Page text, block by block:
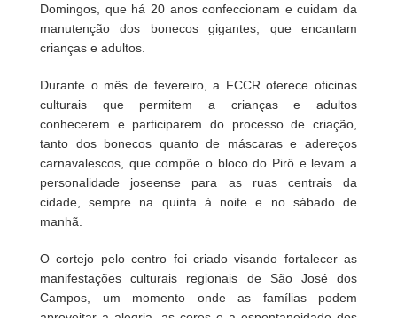
Domingos, que há 20 anos confeccionam e cuidam da
manutenção dos bonecos gigantes, que encantam
crianças e adultos.
Durante o mês de fevereiro, a FCCR oferece oficinas
culturais que permitem a crianças e adultos
conhecerem e participarem do processo de criação,
tanto dos bonecos quanto de máscaras e adereços
carnavalescos, que compõe o bloco do Pirô e levam a
personalidade joseense para as ruas centrais da
cidade, sempre na quinta à noite e no sábado de
manhã.
O cortejo pelo centro foi criado visando fortalecer as
manifestações culturais regionais de São José dos
Campos, um momento onde as famílias podem